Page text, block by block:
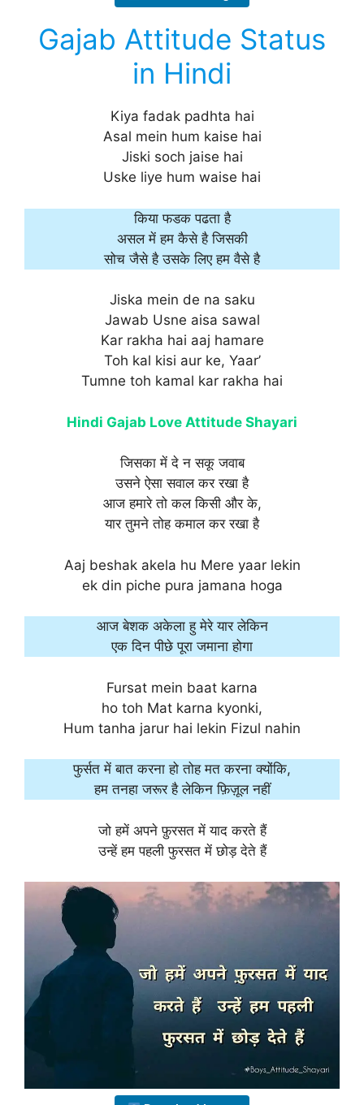
Gajab Attitude Status
in Hindi
Kiya fadak padhta hai
Asal mein hum kaise hai
Jiski soch jaise hai
Uske liye hum waise hai
किया फडक पढता है
असल में हम कैसे है जिसकी
सोच जैसे है उसके लिए हम वैसे है
Jiska mein de na saku
Jawab Usne aisa sawal
Kar rakha hai aaj hamare
Toh kal kisi aur ke, Yaar’
Tumne toh kamal kar rakha hai
Hindi Gajab Love Attitude Shayari
जिसका में दे न सकू जवाब
उसने ऐसा सवाल कर रखा है
आज हमारे तो कल किसी और के,
यार तुमने तोह कमाल कर रखा है
Aaj beshak akela hu Mere yaar lekin
ek din piche pura jamana hoga
आज बेशक अकेला हु मेरे यार लेकिन
एक दिन पीछे पूरा जमाना होगा
Fursat mein baat karna
ho toh Mat karna kyonki,
Hum tanha jarur hai lekin Fizul nahin
फुर्सत में बात करना हो तोह मत करना क्योंकि,
हम तनहा जरूर है लेकिन फ़िज़ूल नहीं
जो हमें अपने फ़ुरसत में याद करते हैं
उन्हें हम पहली फुरसत में छोड़ देते हैं